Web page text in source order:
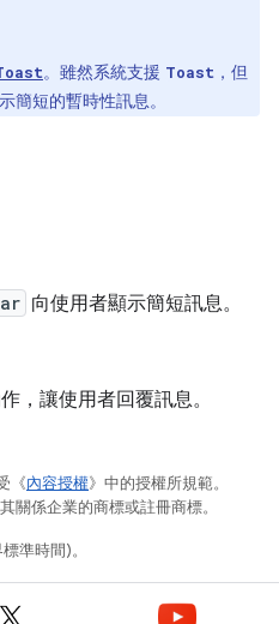
。雖然系統支援 Toast ，但
簡短的暫時性訊息。
向使用者顯示簡短訊息。
，讓使用者回覆訊息。
《內容授權》中的授權所規範。
關係企業的商標或註冊商標。
準時間)。